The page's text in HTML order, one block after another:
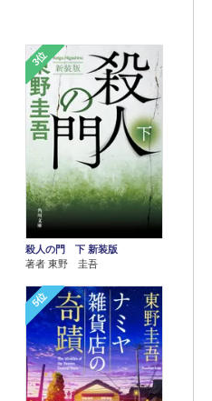
3位
殺人の門 下 新装版
著者 東野 圭吾
5位